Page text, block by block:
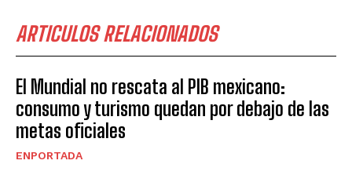
ARTICULOS RELACIONADOS
El Mundial no rescata al PIB mexicano:
consumo y turismo quedan por debajo de las
metas oficiales
ENPORTADA